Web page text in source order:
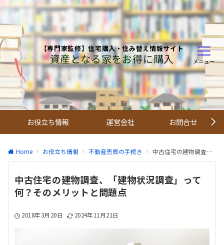
【専門家監修】住宅購入・住み替え情報サイト
資産となる家をお得に購入 メニュー
お役立ち情報 運営会社 お問合せ
Home お役立ち情報 不動産売買の手続き 中古住宅の建物調査、「建物状況調査」って何？そのメリットと問題点
中古住宅の建物調査、「建物状況調査」って
何？そのメリットと問題点
2018年3月20日 2024年11月21日